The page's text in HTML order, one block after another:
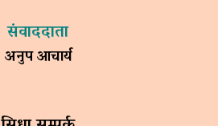
संवाददाता
अनुप आचार्य